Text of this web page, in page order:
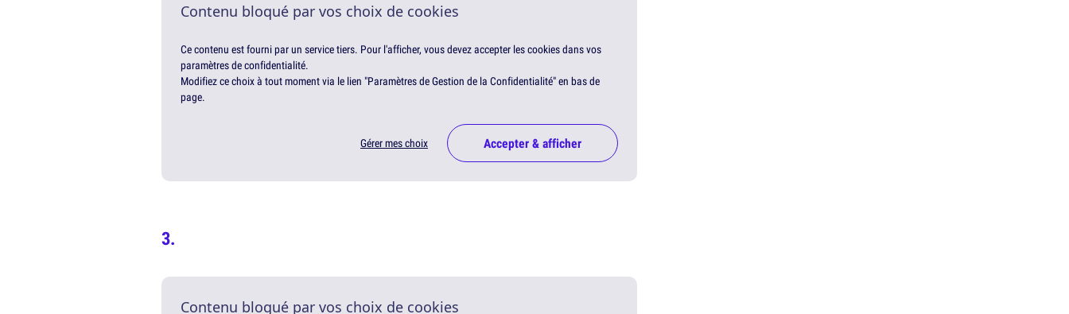
Contenu bloqué par vos choix de cookies
Ce contenu est fourni par un service tiers. Pour l'afficher, vous devez accepter les cookies dans vos
paramètres de confidentialité.
Modifiez ce choix à tout moment via le lien "Paramètres de Gestion de la Confidentialité" en bas de
page.
Gérer mes choix Accepter & afficher
Contenu bloqué par vos choix de cookies